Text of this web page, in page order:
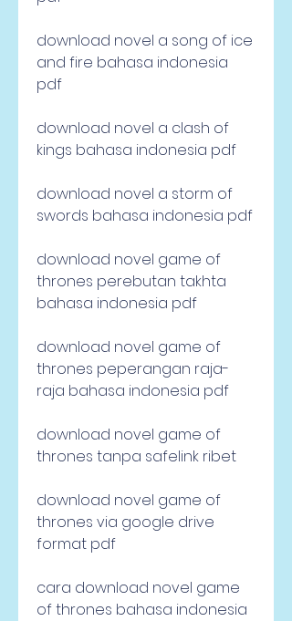
download novel a song of ice
and fire bahasa indonesia
pdf
download novel a clash of
kings bahasa indonesia pdf
download novel a storm of
swords bahasa indonesia pdf
download novel game of
thrones perebutan takhta
bahasa indonesia pdf
download novel game of
thrones peperangan raja-
raja bahasa indonesia pdf
download novel game of
thrones tanpa safelink ribet
download novel game of
thrones via google drive
format pdf
cara download novel game
of thrones bahasa indonesia